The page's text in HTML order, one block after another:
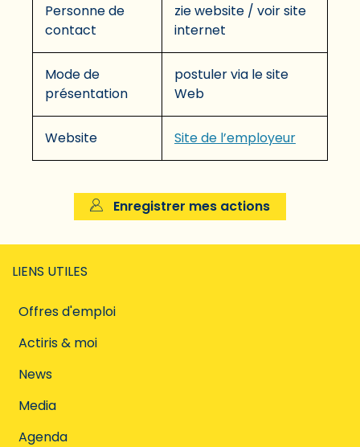
Personne de
contact
zie website / voir site
internet
Mode de
présentation
postuler via le site
Web
Website Site de l’employeur
Enregistrer mes actions
LIENS UTILES
Offres d'emploi
Actiris & moi
News
Media
Agenda